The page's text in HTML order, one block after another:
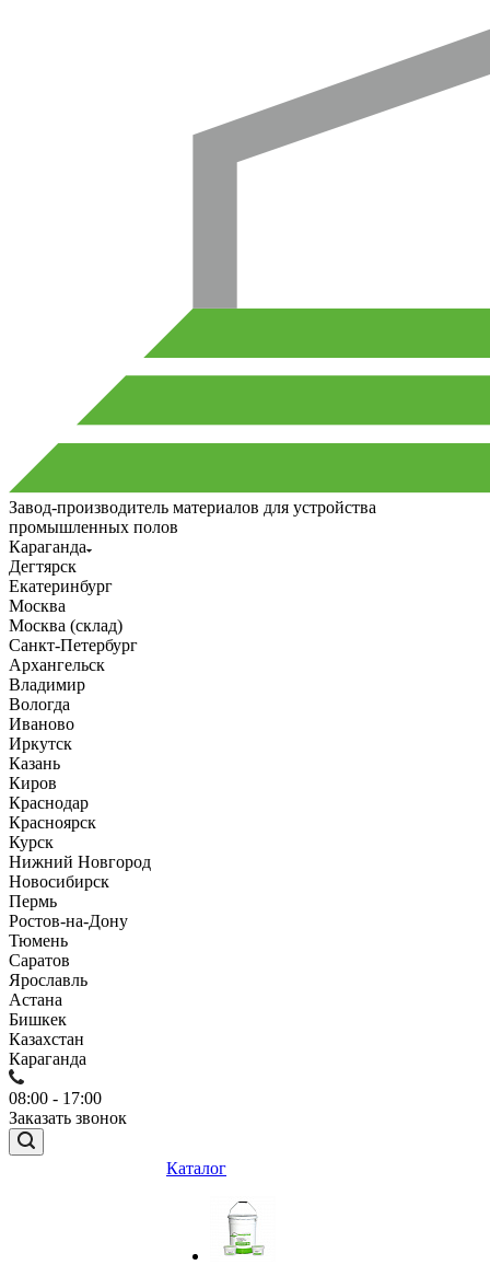
Завод-производитель материалов для устройства
промышленных полов
Караганда
Дегтярск
Екатеринбург
Москва
Москва (склад)
Санкт-Петербург
Архангельск
Владимир
Вологда
Иваново
Иркутск
Казань
Киров
Краснодар
Красноярск
Курск
Нижний Новгород
Новосибирск
Пермь
Ростов-на-Дону
Тюмень
Саратов
Ярославль
Астана
Бишкек
Казахстан
Караганда
08:00 - 17:00
Заказать звонок
Каталог